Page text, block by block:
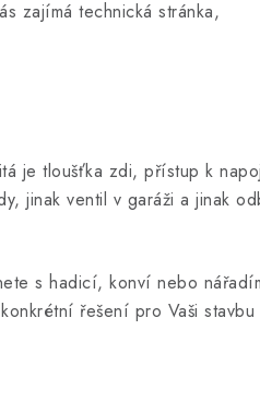
zajímá technická stránka,
je tloušťka zdi, přístup k
jinak ventil v garáži a jinak
s hadicí, konví nebo
řešení pro Vaši stavbu